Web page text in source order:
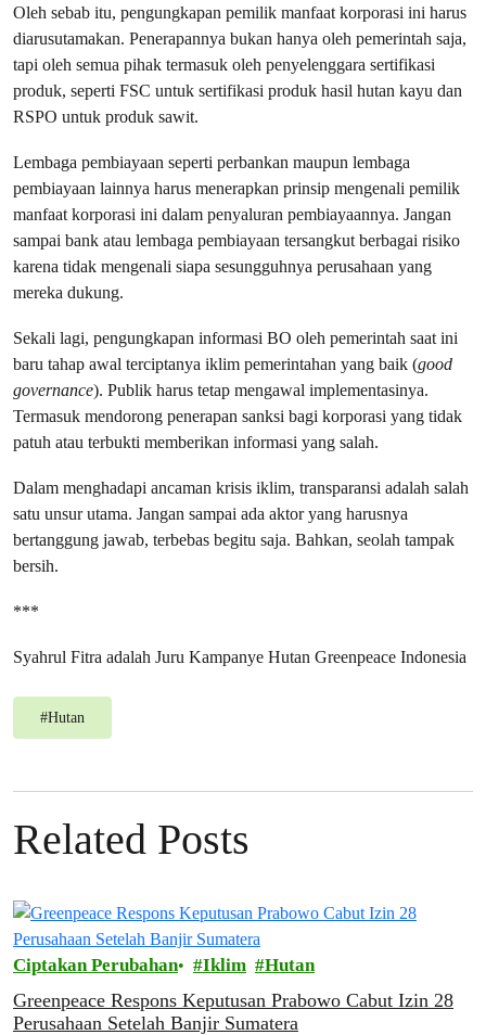
Oleh sebab itu, pengungkapan pemilik manfaat korporasi ini harus
diarusutamakan. Penerapannya bukan hanya oleh pemerintah saja,
tapi oleh semua pihak termasuk oleh penyelenggara sertifikasi
produk, seperti FSC untuk sertifikasi produk hasil hutan kayu dan
RSPO untuk produk sawit.
Lembaga pembiayaan seperti perbankan maupun lembaga
pembiayaan lainnya harus menerapkan prinsip mengenali pemilik
manfaat korporasi ini dalam penyaluran pembiayaannya. Jangan
sampai bank atau lembaga pembiayaan tersangkut berbagai risiko
karena tidak mengenali siapa sesungguhnya perusahaan yang
mereka dukung.
Sekali lagi, pengungkapan informasi BO oleh pemerintah saat ini
baru tahap awal terciptanya iklim pemerintahan yang baik (good
governance). Publik harus tetap mengawal implementasinya.
Termasuk mendorong penerapan sanksi bagi korporasi yang tidak
patuh atau terbukti memberikan informasi yang salah.
Dalam menghadapi ancaman krisis iklim, transparansi adalah salah
satu unsur utama. Jangan sampai ada aktor yang harusnya
bertanggung jawab, terbebas begitu saja. Bahkan, seolah tampak
bersih.
***
Syahrul Fitra adalah Juru Kampanye Hutan Greenpeace Indonesia
#Hutan
Related Posts
Ciptakan Perubahan Iklim Hutan
Greenpeace Respons Keputusan Prabowo Cabut Izin 28
Perusahaan Setelah Banjir Sumatera